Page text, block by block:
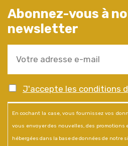
Abonnez-vous à
newsletter
J'accepte les conditions
En cochant la case, vous fournissez vos
vous envoyer des nouvelles, des promotions
hébergées dans la base de données de notre